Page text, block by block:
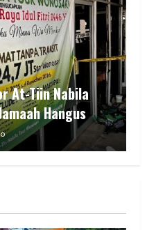
At-Tiin Nabila
Hangus